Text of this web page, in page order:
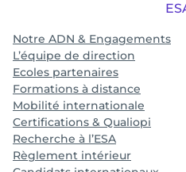
Notre ADN & Engagements
L’équipe de direction
Ecoles partenaires
Formations à distance
Mobilité internationale
Certifications & Qualiopi
Recherche à l’ESA
Règlement intérieur